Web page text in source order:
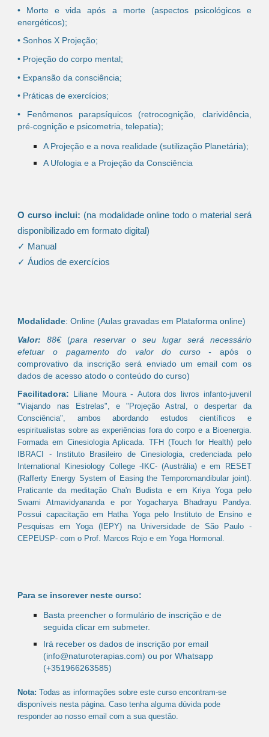
• Morte e vida após a morte (aspectos psicológicos e
energéticos);
• Sonhos X Projeção;
• Projeção do corpo mental;
• Expansão da consciência;
• Práticas de exercícios;
• Fenômenos parapsíquicos (retrocognição, clarividência,
pré-cognição e psicometria, telepatia);
A Projeção e a nova realidade (sutilização Planetária);
A Ufologia e a Projeção da Consciência
O curso inclui: (na modalidade online todo o material será
disponibilizado em formato digital)
✓ Manual
✓ Áudios de exercícios
Modalidade: Online (Aulas gravadas em Plataforma online)
Valor: 88€ (para reservar o seu lugar será necessário
efetuar o pagamento do valor do curso -após o
comprovativo da inscrição será enviado um email com os
dados de acesso atodo o conteúdo do curso)
Facilitadora: Liliane Moura - Autora dos livros infanto-juvenil
"Viajando nas Estrelas", e "Projeção Astral, o despertar da
Consciência", ambos abordando estudos científicos e
espiritualistas sobre as experiências fora do corpo e a Bioenergia.
Formada em Cinesiologia Aplicada. TFH (Touch for Health) pelo
IBRACI - Instituto Brasileiro de Cinesiologia, credenciada pelo
International Kinesiology College -IKC- (Austrália) e em RESET
(Rafferty Energy System of Easing the Temporomandibular joint).
Praticante da meditação Cha'n Budista e em Kriya Yoga pelo
Swami Atmavidyananda e por Yogacharya Bhadrayu Pandya.
Possui capacitação em Hatha Yoga pelo Instituto de Ensino e
Pesquisas em Yoga (IEPY) na Universidade de São Paulo -
CEPEUSP- com o Prof. Marcos Rojo e em Yoga Hormonal.
Para se inscrever neste curso:
Basta preencher o formulário de inscrição e de
seguida clicar em submeter.
Irá receber os dados de inscrição por email
(info@naturoterapias.com) ou por Whatsapp
(+351966263585)
Nota:Todas as informações sobre este curso encontram-se
disponíveis nesta página. ​​Caso tenha alguma dúvida pode
responder ao nosso email com a sua questão.